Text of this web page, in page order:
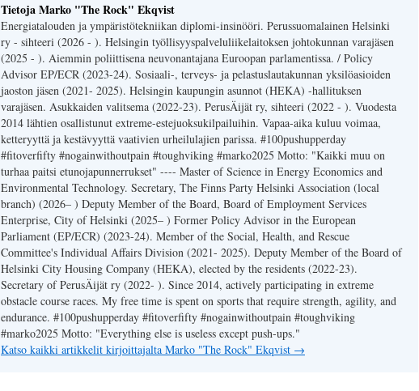
Tietoja Marko "The Rock" Ekqvist
Energiatalouden ja ympäristötekniikan diplomi-insinööri. Perussuomalainen Helsinki
ry - sihteeri (2026 - ). Helsingin työllisyyspalveluliikelaitoksen johtokunnan varajäsen
(2025 - ). Aiemmin poliittisena neuvonantajana Euroopan parlamentissa. / Policy
Advisor EP/ECR (2023-24). Sosiaali-, terveys- ja pelastuslautakunnan yksilöasioiden
jaoston jäsen (2021- 2025). Helsingin kaupungin asunnot (HEKA) -hallituksen
varajäsen. Asukkaiden valitsema (2022-23). PerusÄijät ry, sihteeri (2022 - ). Vuodesta
2014 lähtien osallistunut extreme-estejuoksukilpailuihin. Vapaa-aika kuluu voimaa,
ketteryyttä ja kestävyyttä vaativien urheilulajien parissa. #100pushupperday
#fitoverfifty #nogainwithoutpain #toughviking #marko2025 Motto: "Kaikki muu on
turhaa paitsi etunojapunnerrukset" ---- Master of Science in Energy Economics and
Environmental Technology. Secretary, The Finns Party Helsinki Association (local
branch) (2026– ) Deputy Member of the Board, Board of Employment Services
Enterprise, City of Helsinki (2025– ) Former Policy Advisor in the European
Parliament (EP/ECR) (2023-24). Member of the Social, Health, and Rescue
Committee's Individual Affairs Division (2021- 2025). Deputy Member of the Board of
Helsinki City Housing Company (HEKA), elected by the residents (2022-23).
Secretary of PerusÄijät ry (2022- ). Since 2014, actively participating in extreme
obstacle course races. My free time is spent on sports that require strength, agility, and
endurance. #100pushupperday #fitoverfifty #nogainwithoutpain #toughviking
#marko2025 Motto: "Everything else is useless except push-ups."
Katso kaikki artikkelit kirjoittajalta Marko "The Rock" Ekqvist →